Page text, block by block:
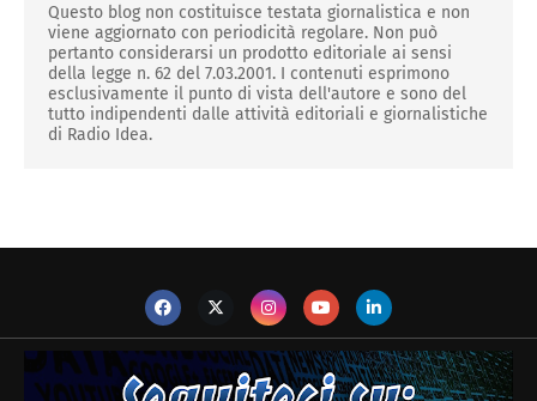
Questo blog non costituisce testata giornalistica e non
viene aggiornato con periodicità regolare. Non può
pertanto considerarsi un prodotto editoriale ai sensi
della legge n. 62 del 7.03.2001. I contenuti esprimono
esclusivamente il punto di vista dell'autore e sono del
tutto indipendenti dalle attività editoriali e giornalistiche
di Radio Idea.